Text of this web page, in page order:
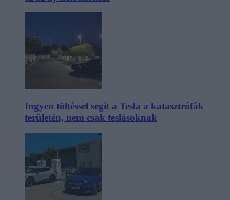
Ingyen töltéssel segít a Tesla a katasztrófák
területén, nem csak teslásoknak